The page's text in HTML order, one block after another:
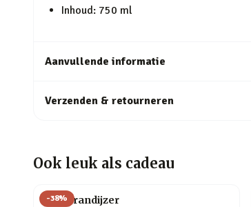
Inhoud: 750 ml
Aanvullende informatie
Verzenden & retourneren
Ook leuk als cadeau
-38%
BBQ brandijzer